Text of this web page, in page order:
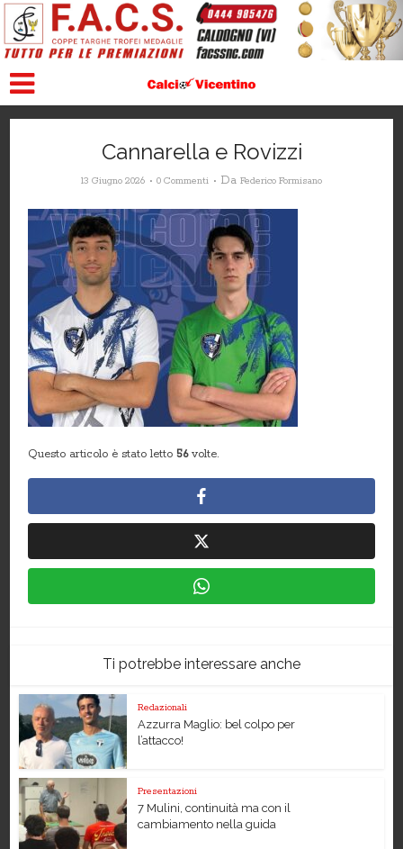
Cannarella e Rovizzi
13 Giugno 2026 0 Commenti Da Federico Formisano
Questo articolo è stato letto 56volte.
Ti potrebbe interessare anche
Redazionali
Azzurra Maglio: bel colpo per
l’attacco!
Presentazioni
7 Mulini, continuità ma con il
cambiamento nella guida